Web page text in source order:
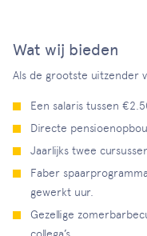
Wat wij bieden
Als de grootste uitzender
Een salaris tussen
Directe
Jaarlijks twee
Faber
gewerkt uur.
Gezellige